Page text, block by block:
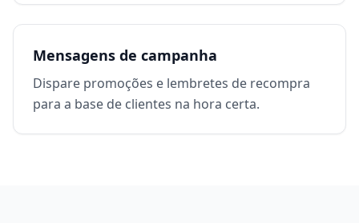
Mensagens de campanha
Dispare promoções e lembretes de recompra
para a base de clientes na hora certa.